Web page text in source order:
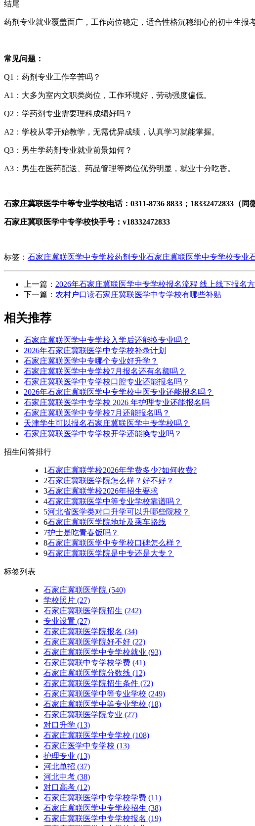
结尾
药剂专业就业覆盖面广，工作岗位稳定，适合性格沉稳细心的初中生报
常见问题：
Q1：药剂专业工作辛苦吗？
A1：大多为室内文职类岗位，工作环境好，劳动强度偏低。
Q2：学药剂专业需要理科成绩好吗？
A2：学校从零开始教学，无需优异成绩，认真学习就能掌握。
Q3：男生学药剂专业就业前景如何？
A3：男生在医药配送、药品管理等岗位优势明显，就业十分吃香。
石家庄冀联医学中等专业学校电话：0311-8736 8833；18332472833（同
石家庄冀联医学中专学校快手号：v18332472833
标签： 石家庄冀联医学中专学校药剂专业石家庄冀联医学中专学校专业
上一篇： 2026年石家庄冀联医学中专学校报名流程 线上线下报名
下一篇： 农村户口读石家庄冀联医学中专学校有哪些补贴
相关推荐
石家庄冀联医学中专学校入学后还能换专业吗？
2026年石家庄冀联医学中专学校补录计划
石家庄冀联医学中专哪个专业好升学？
石家庄冀联医学中专学校7月报名还有名额吗？
石家庄冀联医学中专学校口腔专业还能报名吗？
2026年石家庄冀联医学中专学校中医专业还能报名吗？
石家庄冀联医学中专学校 2026 年护理专业还能报名吗
石家庄冀联医学中专学校7月还能报名吗？
天津学生可以报名石家庄冀联医学中专学校吗？
石家庄冀联医学中专学校开学还能换专业吗？
招生问答排行
1石家庄冀联学校2026年学费多少?如何收费?
2石家庄冀联医学院怎么样？好不好？
3石家庄冀联学校2026年招生要求
4石家庄冀联医学中等专业学校靠谱吗？
5河北省医学类对口升学可以升哪些院校？
6石家庄冀联医学院地址及乘车路线
7护士是吃青春饭吗？
8石家庄冀联医学中专学校口碑怎么样？
9石家庄冀联医学院是中专还是大专？
标签列表
石家庄冀联医学院 (540)
学校照片 (27)
石家庄冀联医学院招生 (242)
专业设置 (27)
石家庄冀联医学院报名 (34)
石家庄冀联医学院好不好 (22)
石家庄冀联医学中专学校就业 (93)
石家庄冀联中专学校学费 (41)
石家庄冀联医学院分数线 (12)
石家庄冀联医学院招生条件 (72)
石家庄冀联医学中等专业学校 (249)
石家庄冀联医学中等专业学校​ (18)
石家庄冀联医学院专业 (27)
对口升学 (13)
石家庄冀联医学中专学校 (108)
石家庄医学中专学校 (13)
护理专业 (13)
河北单招 (37)
河北中考 (38)
对口高考 (12)
石家庄冀联医学中专学校学费 (11)
石家庄冀联医学中专学校招生 (38)
石家庄冀联医学中专学校报名 (19)